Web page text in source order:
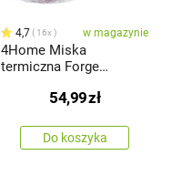
4,7 16x w magazynie
4Home Miska
termiczna Forge
54,99zł
Do koszyka